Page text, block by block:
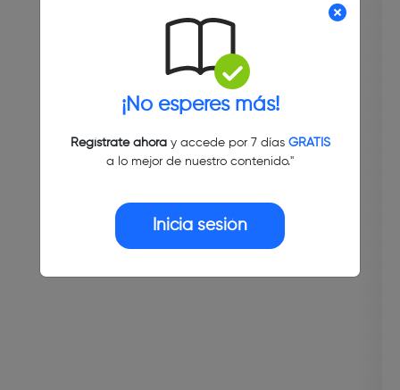
¡No esperes más!
Regístrate ahoray accede por 7 días GRATIS
a lo mejor de nuestro contenido."
Inicia sesión